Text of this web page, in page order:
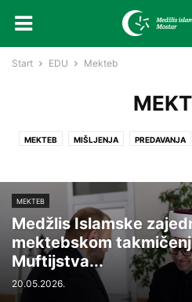
Start EDU Mekteb
MEKTEB MIŠLJENJA PREDAVANJA
MEKTEB
Medžlis Islamske
mektebskom
Muftijstva...
20.05.2026.